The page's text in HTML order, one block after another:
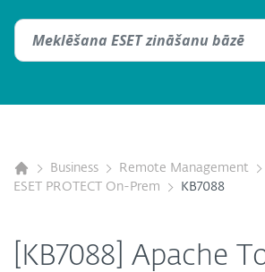
Business
Remote Management
ESET PROTECT On-Prem
KB7088
[KB7088] Apache